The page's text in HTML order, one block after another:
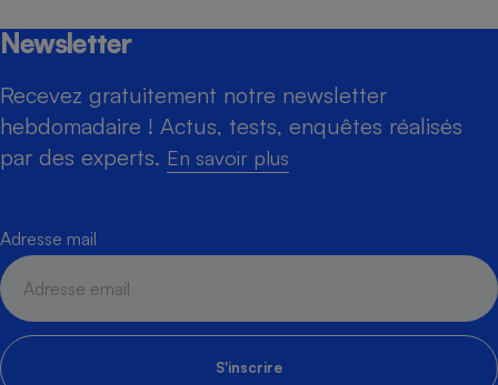
Newsletter
Recevez gratuitement notre newsletter
hebdomadaire ! Actus, tests, enquêtes réalisés
par des experts. En savoir plus
Adresse mail
S'inscrire